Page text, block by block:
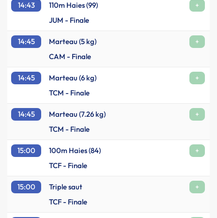
14:43 110m Haies (99)
+
JUM - Finale
14:45 Marteau (5 kg)
+
CAM - Finale
14:45 Marteau (6 kg)
+
TCM - Finale
14:45 Marteau (7.26 kg)
+
TCM - Finale
15:00 100m Haies (84)
+
TCF - Finale
15:00 Triple saut
+
TCF - Finale